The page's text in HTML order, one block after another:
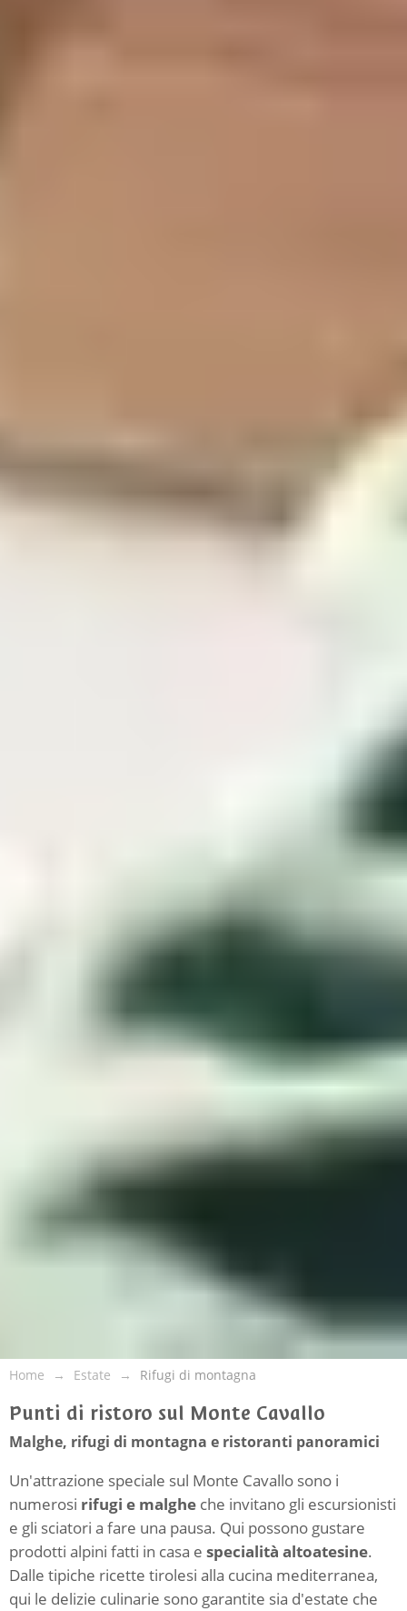
Home Estate Rifugi di montagna
Punti di ristoro sul Monte Cavallo
Malghe, rifugi di montagna e ristoranti panoramici
Un'attrazione speciale sul Monte Cavallo sono i
numerosi rifugi e malghe che invitano gli escursionisti
e gli sciatori a fare una pausa. Qui possono gustare
prodotti alpini fatti in casa e specialità altoatesine.
Dalle tipiche ricette tirolesi alla cucina mediterranea,
qui le delizie culinarie sono garantite sia d'estate che